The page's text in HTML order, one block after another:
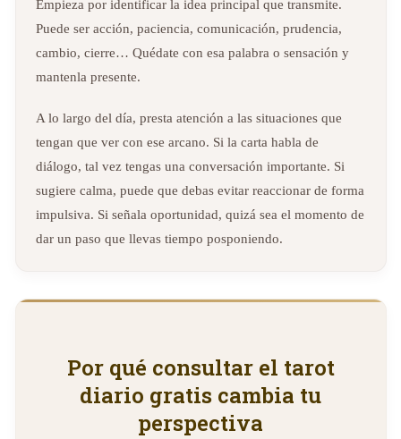
Empieza por identificar la idea principal que transmite.
Puede ser acción, paciencia, comunicación, prudencia,
cambio, cierre… Quédate con esa palabra o sensación y
mantenla presente.
A lo largo del día, presta atención a las situaciones que
tengan que ver con ese arcano. Si la carta habla de
diálogo, tal vez tengas una conversación importante. Si
sugiere calma, puede que debas evitar reaccionar de forma
impulsiva. Si señala oportunidad, quizá sea el momento de
dar un paso que llevas tiempo posponiendo.
Por qué consultar el tarot
diario gratis cambia tu
perspectiva